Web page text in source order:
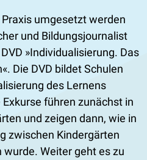
umgesetzt werden
und Bildungsjournalist
Individualisierung. Das
. Die DVD bildet Schulen
des Lernens
führen zunächst in
und zeigen dann, wie in
zwischen Kindergärten
Weiter geht es zu